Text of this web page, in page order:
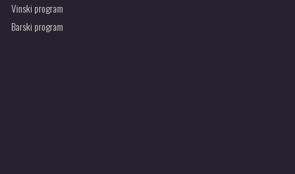
Vinski program
Barski program